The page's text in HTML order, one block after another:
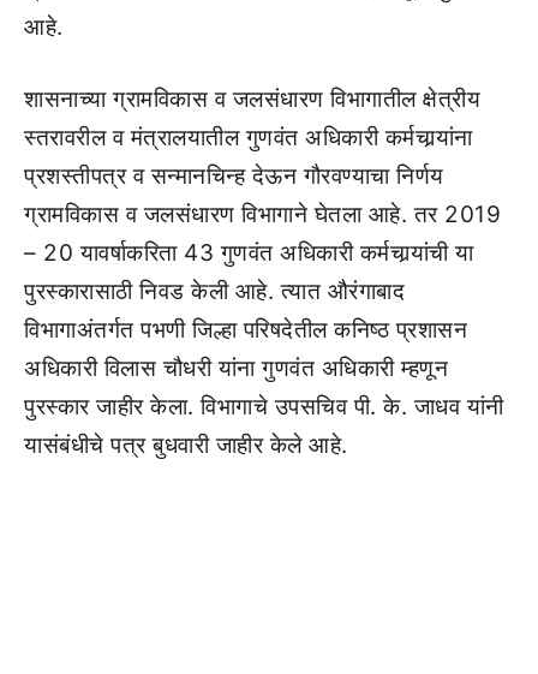
आहे.
शासनाच्या ग्रामविकास व जलसंधारण विभागातील क्षेत्रीय
स्तरावरील व मंत्रालयातील गुणवंत अधिकारी कर्मचार्‍यांना
प्रशस्तीपत्र व सन्मानचिन्ह देऊन गौरवण्याचा निर्णय
ग्रामविकास व जलसंधारण विभागाने घेतला आहे. तर 2019
– 20 यावर्षाकरिता 43 गुणवंत अधिकारी कर्मचार्‍यांची या
पुरस्कारासाठी निवड केली आहे. त्यात औरंगाबाद
विभागाअंतर्गत पभणी जिल्हा परिषदेतील कनिष्ठ प्रशासन
अधिकारी विलास चौधरी यांना गुणवंत अधिकारी म्हणून
पुरस्कार जाहीर केला. विभागाचे उपसचिव पी. के. जाधव यांनी
यासंबंधीचे पत्र बुधवारी जाहीर केले आहे.